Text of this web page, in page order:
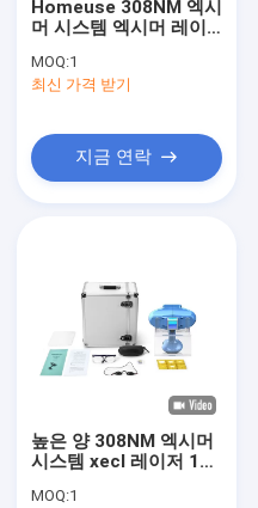
Homeuse 308NM 엑시
머 시스템 엑시머 레이
MOQ:1
최신 가격 받기
지금 연락
높은 양 308NM 엑시머
시스템 xecl 레이저 18s
MOQ:1